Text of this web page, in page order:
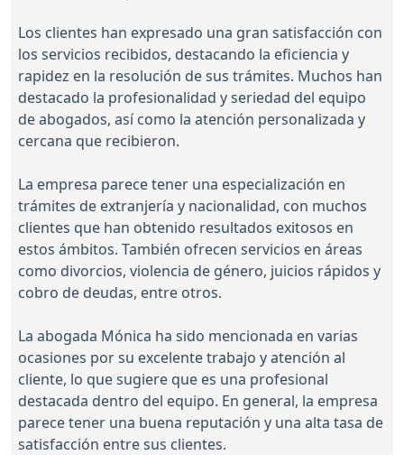
Los clientes han expresado una gran satisfacción con
los servicios recibidos, destacando la eficiencia y
rapidez en la resolución de sus trámites. Muchos han
destacado la profesionalidad y seriedad del equipo
de abogados, así como la atención personalizada y
cercana que recibieron.
La empresa parece tener una especialización en
trámites de extranjería y nacionalidad, con muchos
clientes que han obtenido resultados exitosos en
estos ámbitos. También ofrecen servicios en áreas
como divorcios, violencia de género, juicios rápidos y
cobro de deudas, entre otros.
La abogada Mónica ha sido mencionada en varias
ocasiones por su excelente trabajo y atención al
cliente, lo que sugiere que es una profesional
destacada dentro del equipo. En general, la empresa
parece tener una buena reputación y una alta tasa de
satisfacción entre sus clientes.